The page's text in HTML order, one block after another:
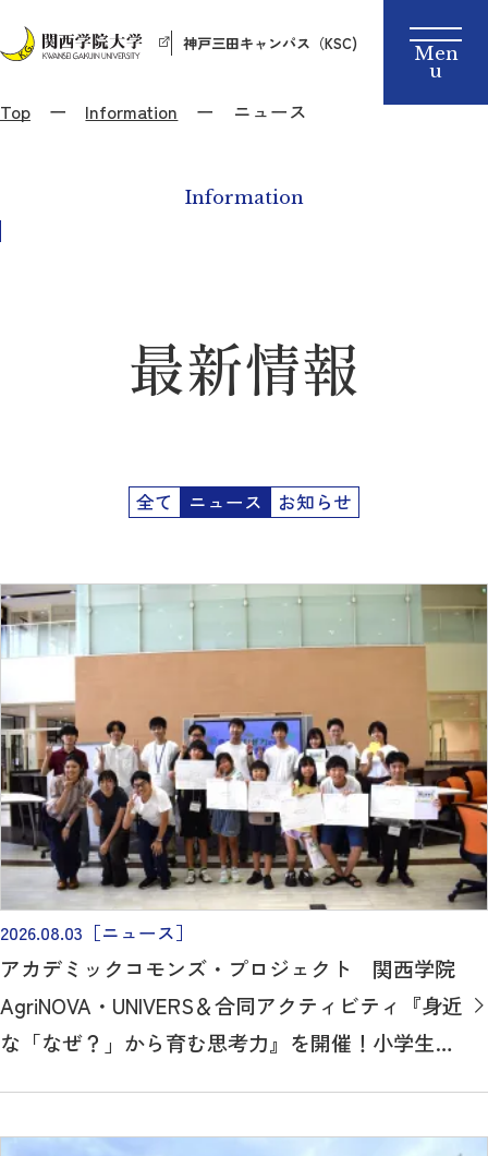
神戸三田キャンパス（KSC)
Top Information ニュース
Information
最新情報
全て ニュース お知らせ
2026.08.03 ［ニュース］
アカデミックコモンズ・プロジェクト 関西学院
AgriNOVA・UNIVERS＆合同アクティビティ『身近
な「なぜ？」から育む思考力』を開催！小学生の